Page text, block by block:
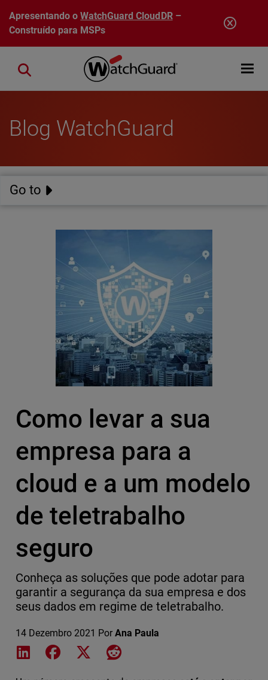
Pular para o conteúdo principal
Apresentando oWatchGuard CloudDR–
Construído para MSPs
Open
Close search
Blog WatchGuard
Go to
Como levar a sua
empresa para a
cloud e a um modelo
de teletrabalho
seguro
Conheça as soluções que pode adotar para
garantir a segurança da sua empresa e dos
seus dados em regime de teletrabalho.
14 Dezembro 2021 Por Ana Paula
Share on LinkedIn
Share on Facebook
Share on XShare on Reddit